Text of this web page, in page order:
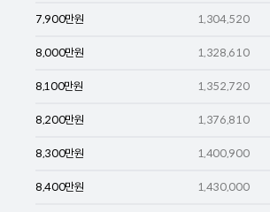
7,900만원 1,304,520
8,000만원 1,328,610
8,100만원 1,352,720
8,200만원 1,376,810
8,300만원 1,400,900
8,400만원 1,430,000